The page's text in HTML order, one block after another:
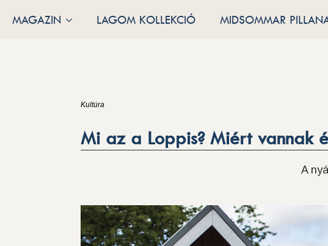
MAGAZIN LAGOM KOLLEKCIÓ MIDSOMMAR
Kultúra
Mi az a Loppis? Miért vannak
A